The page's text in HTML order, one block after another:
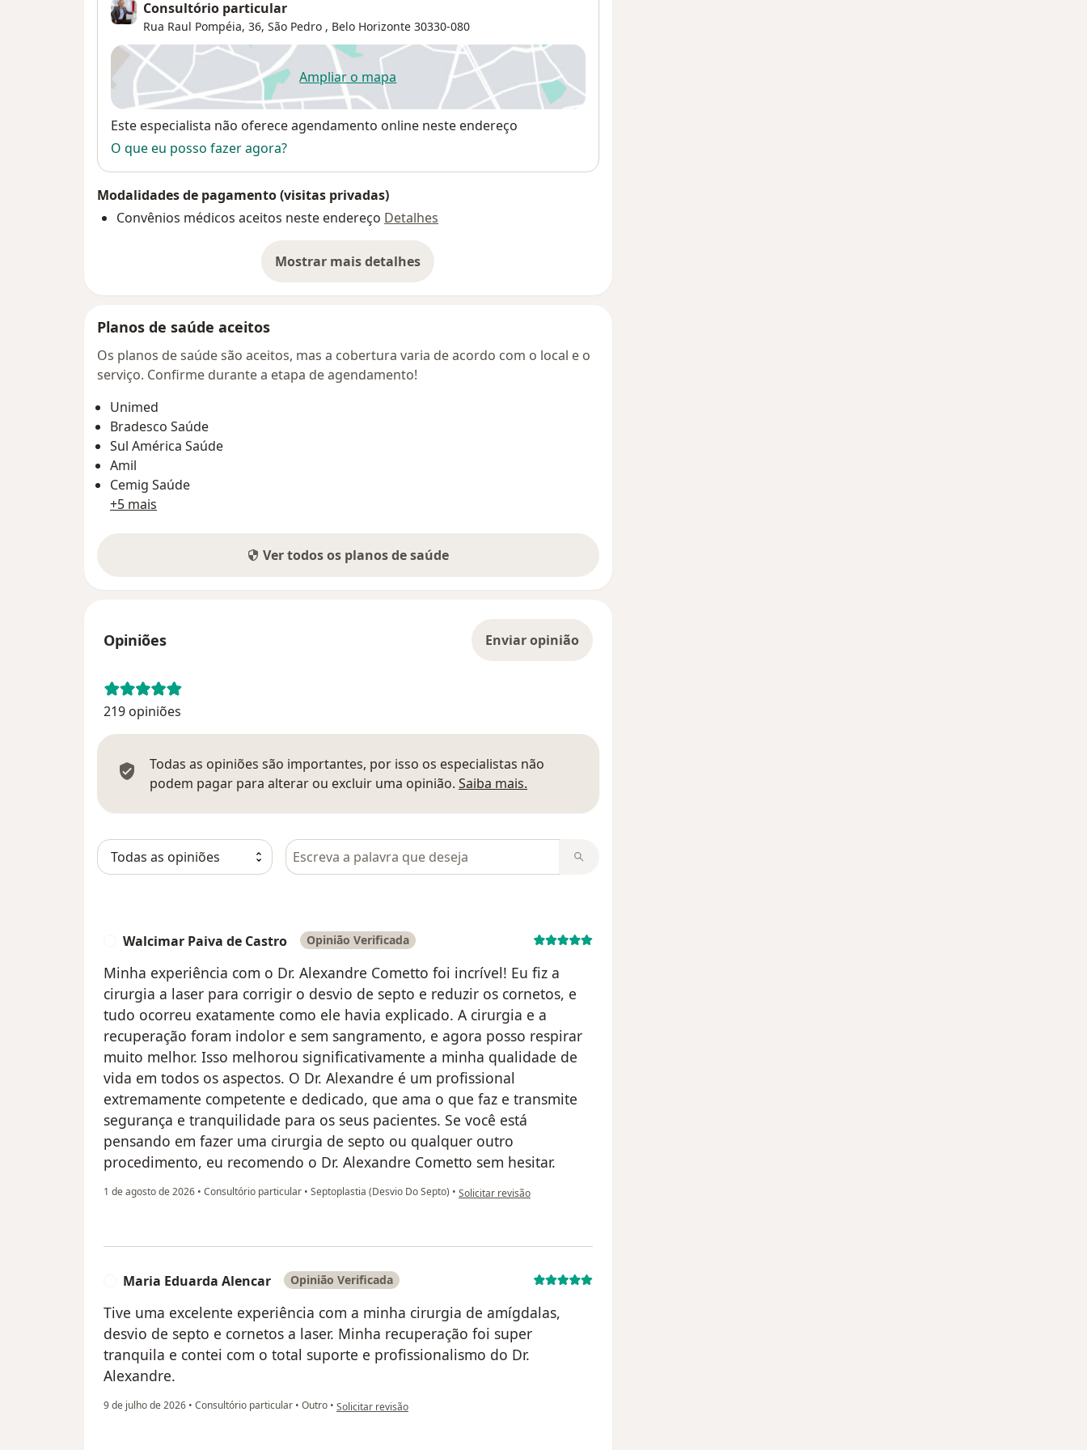
Consultório particular
Rua Raul Pompéia, 36, São Pedro , Belo Horizonte 30330-080
Ampliar o mapaabre num novo separador
Disponibilidade
Este especialista não oferece agendamento online neste endereço
O que eu posso fazer agora?
Modalidades de pagamento (visitas privadas)
Convênios médicos aceitos neste endereço Detalhes
Mostrar mais detalhes
sobre o endereço
Planos de saúde aceitos
Os planos de saúde são aceitos, mas a cobertura varia de acordo com o local e o
serviço. Confirme durante a etapa de agendamento!
Unimed
Bradesco Saúde
Sul América Saúde
Amil
Cemig Saúde
+5 mais
Ver todos os planos de saúde
Opiniões Enviar opinião
219 opiniões
Todas as opiniões são importantes, por isso os especialistas não
podem pagar para alterar ou excluir uma opinião. Saiba mais.
Pesquisar em opiniões
Walcimar Paiva de Castro Opinião Verificada
Minha experiência com o Dr. Alexandre Cometto foi incrível! Eu fiz a
cirurgia a laser para corrigir o desvio de septo e reduzir os cornetos, e
tudo ocorreu exatamente como ele havia explicado. A cirurgia e a
recuperação foram indolor e sem sangramento, e agora posso respirar
muito melhor. Isso melhorou significativamente a minha qualidade de
vida em todos os aspectos. O Dr. Alexandre é um profissional
extremamente competente e dedicado, que ama o que faz e transmite
segurança e tranquilidade para os seus pacientes. Se você está
pensando em fazer uma cirurgia de septo ou qualquer outro
procedimento, eu recomendo o Dr. Alexandre Cometto sem hesitar.
1 de agosto de 2026 • Consultório particular • Septoplastia (Desvio Do Septo) • na opinião do utilizador Walcimar Paiva de Castro
Solicitar revisão
Maria Eduarda Alencar Opinião Verificada
Tive uma excelente experiência com a minha cirurgia de amígdalas,
desvio de septo e cornetos a laser. Minha recuperação foi super
tranquila e contei com o total suporte e profissionalismo do Dr.
Alexandre.
9 de julho de 2026 • Consultório particular • Outro • na opinião do utilizador Maria Eduarda Alencar
Solicitar revisão